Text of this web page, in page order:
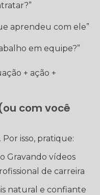
aprendeu com ele”
em equipe?”
+ ação +
com você
isso, pratique:
Gravando vídeos
de carreira
natural e confiante